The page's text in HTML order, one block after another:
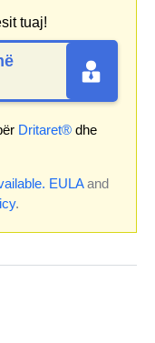
tuaj!
Dritaret® dhe
EULAand
.